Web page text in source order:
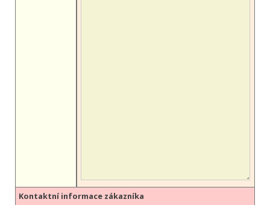
Kontaktní informace zákazníka